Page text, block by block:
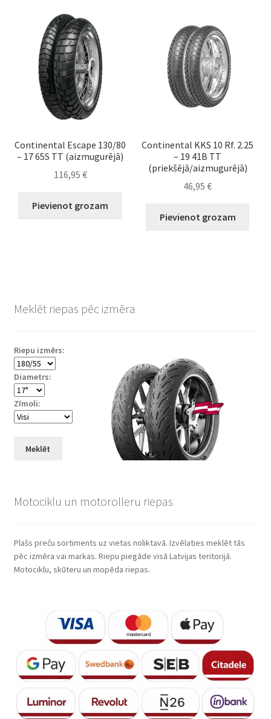
Continental Escape 130/80
– 17 65S TT (aizmugurējā)
116,95 €
Pievienot grozam
Continental KKS 10 Rf. 2.25
– 19 41B TT
(priekšējā/aizmugurējā)
46,95€
Pievienot grozam
Meklēt riepas pēc izmēra
Riepu izmērs:
Diametrs:
Zīmoli:
Meklēt
Motociklu un motorolleru riepas
Plašs preču sortiments uz vietas noliktavā. Izvēlaties meklēt tās
pēc izmēra vai markas. Riepu piegāde visā Latvijas teritorijā.
Motociklu, skūteru un mopēda riepas.